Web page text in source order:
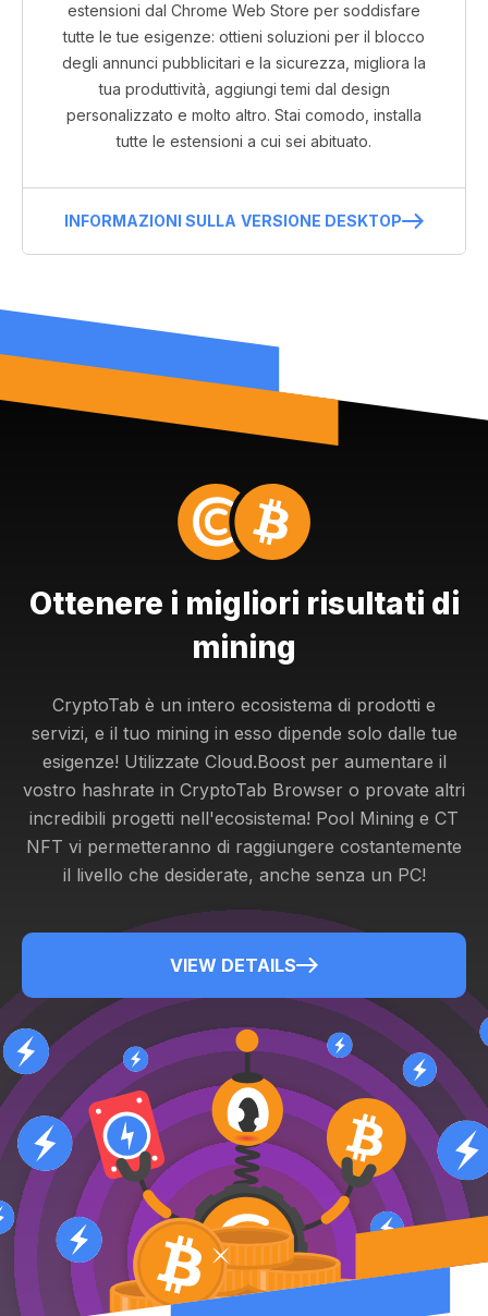
estensioni dal Chrome Web Store per soddisfare
tutte le tue esigenze: ottieni soluzioni per il blocco
degli annunci pubblicitari e la sicurezza, migliora la
tua produttività, aggiungi temi dal design
personalizzato e molto altro. Stai comodo, installa
tutte le estensioni a cui sei abituato.
INFORMAZIONI SULLA VERSIONE DESKTOP
Ottenere i migliori risultati di
mining
CryptoTab è un intero ecosistema di prodotti e
servizi, e il tuo mining in esso dipende solo dalle tue
esigenze! Utilizzate Cloud.Boost per aumentare il
vostro hashrate in CryptoTab Browser o provate altri
incredibili progetti nell'ecosistema! Pool Mining e CT
NFT vi permetteranno di raggiungere costantemente
il livello che desiderate, anche senza un PC!
VIEW DETAILS